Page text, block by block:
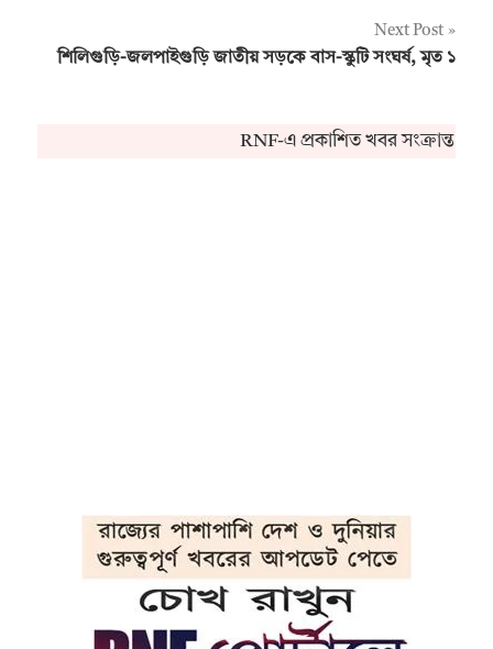
Next Post
শিলিগুড়ি-জলপাইগুড়ি জাতীয় সড়কে বাস-স্কুটি সংঘর্ষ, মৃত ১
RNF-এ প্রকাশিত খবর সংক্রান্ত